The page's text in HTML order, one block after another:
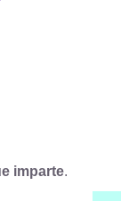
imparte.